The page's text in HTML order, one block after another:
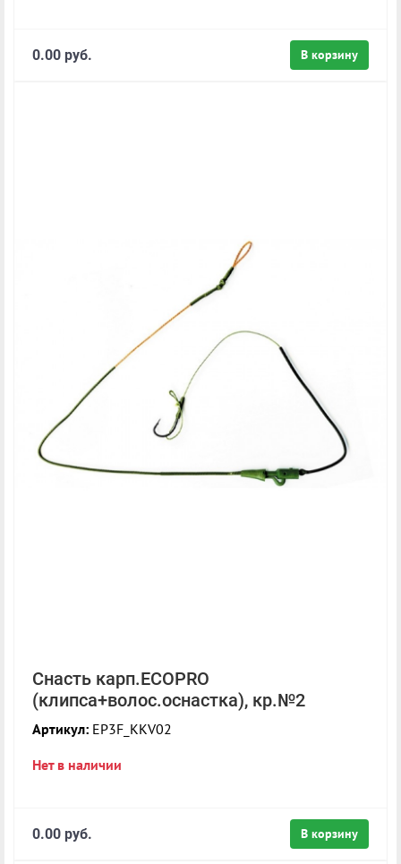
В корзину
0.00 руб.
Снасть карп.ECOPRO
(клипса+волос.оснастка), кр.№2
Артикул: EP3F_KKV02
Нет в наличии
В корзину
0.00 руб.